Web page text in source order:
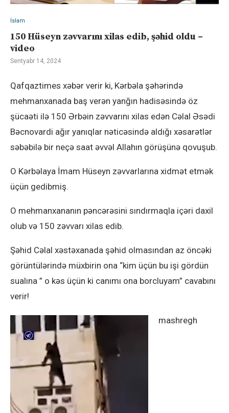
İslam
150 ​Hüseyn zəvvarını xilas edib, şəhid oldu –
video
Sentyabr 14, 2024
Qafqaztimes xəbər verir ki, Kərbəla şəhərində
mehmanxanada baş verən yanğın hadisəsində öz
şücaəti ilə 150 ​​Ərbəin zəvvarını xilas edən Cəlal Əsədi
Bəcnovardi ağır yanıqlar nəticəsində aldığı xəsarətlər
səbəbilə bir neçə saat əvvəl Allahın görüşünə qovuşub.
O Kərbəlaya İmam Hüseyn zəvvarlarına xidmət etmək
üçün gedibmiş.
O mehmanxananın pəncərəsini sındırmaqla içəri daxil
olub və 150 zəvvarı xilas edib.
Şəhid Cəlal xəstəxanada şəhid olmasından az öncəki
görüntülərində müxbirin ona “kim üçün bu işi gördün
sualına ” o kəs üçün ki canımı ona borcluyam” cavabını
verir!
mashregh